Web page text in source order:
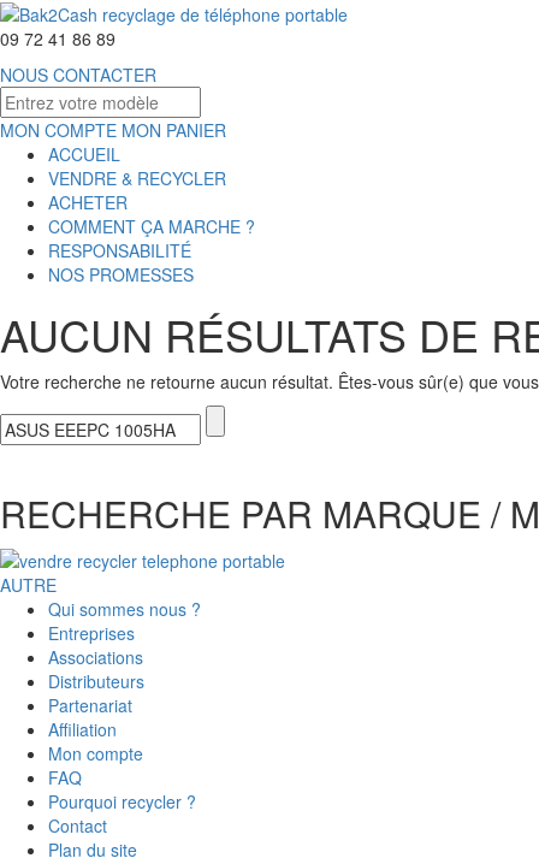
09 72 41 86 89
NOUS CONTACTER
MON COMPTE MON PANIER
ACCUEIL
VENDRE & RECYCLER
ACHETER
COMMENT ÇA MARCHE ?
RESPONSABILITÉ
NOS PROMESSES
AUCUN RÉSULTATS DE
Votre recherche ne retourne aucun résultat. Êtes-vous sûr(e) que
RECHERCHE PAR MARQUE /
AUTRE
Qui sommes nous ?
Entreprises
Associations
Distributeurs
Partenariat
Affiliation
Mon compte
FAQ
Pourquoi recycler ?
Contact
Plan du site